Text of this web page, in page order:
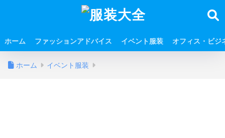
ホーム ファッションアドバイス イベント服装 オフィス・ビジ
ホーム イベント服装